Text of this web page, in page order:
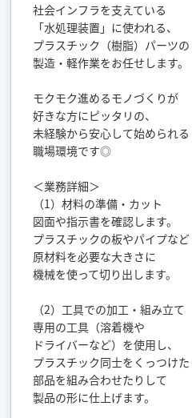
社会インフラを支えている
「水処理装置」に使われる、
プラスチック（樹脂）パーツの
製造・軽作業をお任せします。
モクモク進めるモノづくりが
好きな方にピッタリの、
未経験から安心して始められる
職場環境です◎
＜業務詳細＞
（1）材料の準備・カット
図面や指示書を確認します。
プラスチックの板やパイプなど
原材料を必要な大きさに
機械を使って切り出します。
（2）工具での加工・組み立て
専用の工具（溶着機や
ドライバーなど）を使用し、
プラスチック同士をくっつけた
部品を組み合わせたりして
製品の形に仕上げます。